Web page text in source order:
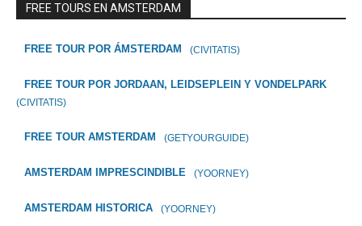
FREE TOURS EN AMSTERDAM
FREE TOUR POR ÁMSTERDAM (CIVITATIS)
FREE TOUR POR JORDAAN, LEIDSEPLEIN Y VONDELPARK
(CIVITATIS)
FREE TOUR AMSTERDAM (GETYOURGUIDE)
AMSTERDAM IMPRESCINDIBLE (YOORNEY)
AMSTERDAM HISTORICA (YOORNEY)